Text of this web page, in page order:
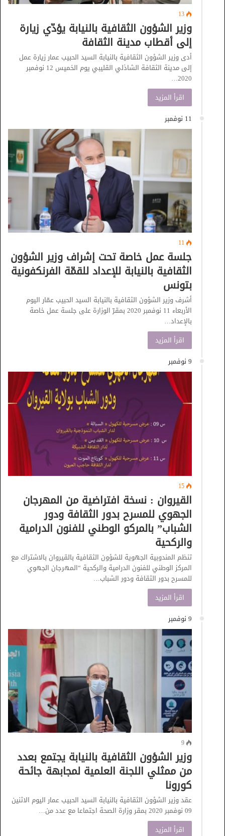
13
وزير الشؤون الثقافية بالنيابة يؤدّي زيارة
إلى أقطاب مدينة الثقافة
أدى وزير الشؤون الثقافية بالنيابة السيد الحبيب عمار زيارة عمل
إلى مدينة الثقافة الشاذلي القليبي يوم الخميس 12 نوفمبر
2020…
اقرأ المزيد
11 نوفمبر
11
جلسة عمل خاصة تحت إشراف وزير الشؤون
الثقافية بالنيابة للإعداد للقمّة الفرنكفونية
بتونس
أشرف وزير الشؤون الثقافية بالنيابة السيد الحبيب عمّار اليوم
الأربعاء 11 نوفمبر 2020 بمقرّ الوزارة على جلسة عمل خاصة
بالإعداد…
اقرأ المزيد
9 نوفمبر
15
القيروان : نسخة افتراضية من المهرجان
الجهوي للمسرح بدور الثقافة ودور
الشباب” بالمركو الوطني للفنون الدرامية
والركحية
تنظم المندوبية الجهوية للشؤون الثقافية بالقيروان بالاشتراك مع
المركز الوطني للفنون الدرامية والركحية “المهرجان الجهوي
للمسرح بدور الثقافة ودور الشباب…
اقرأ المزيد
9 نوفمبر
9
وزير الشؤون الثقافية بالنيابة يجتمع بعدد
من ممثلي اللجنة العلمية لمجابهة جائحة
كورونا
عقد وزير الشؤون الثقافية بالنيابة السيد الحبيب عمار اليوم الاثنين
09 نوفمبر 2020 بمقر وزارة الصحة اجتماعا مع عدد من…
اقرأ المزيد